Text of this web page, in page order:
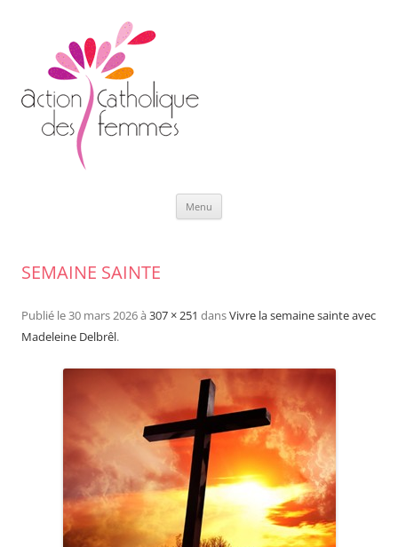
Menu
SEMAINE SAINTE
Publié le30 mars 2026à 307 × 251 dansVivre la semaine sainte avec
Madeleine Delbrêl.